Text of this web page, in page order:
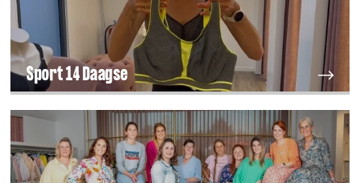
Sport 14 Daagse